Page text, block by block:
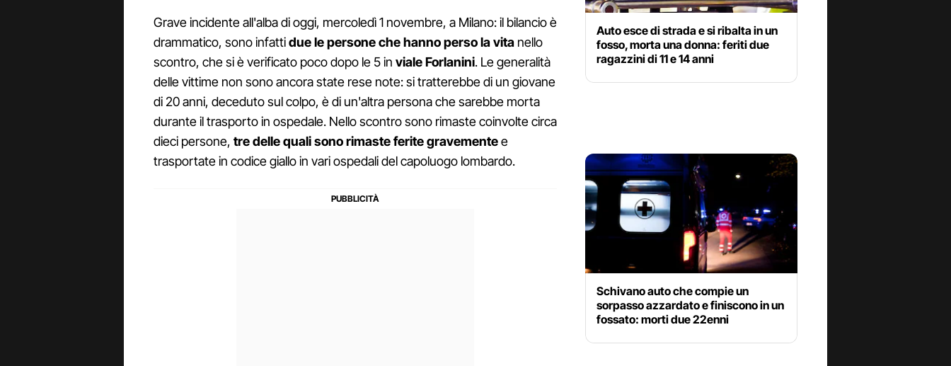
Grave incidente all'alba di oggi, mercoledì 1 novembre, a Milano: il bilancio è
drammatico, sono infattidue le persone che hanno perso la vita nello
scontro, che si è verificato poco dopo le 5 in viale Forlanini. Le generalità
delle vittime non sono ancora state rese note: si tratterebbe di un giovane
di 20 anni, deceduto sul colpo, è di un'altra persona che sarebbe morta
durante il trasporto in ospedale. Nello scontro sono rimaste coinvolte circa
dieci persone, tre delle quali sono rimaste ferite gravementee
trasportate in codice giallo in vari ospedali del capoluogo lombardo.
Auto esce di strada e si ribalta in un
fosso, morta una donna: feriti due
ragazzini di 11 e 14 anni
Schivano auto che compie un
sorpasso azzardato e finiscono in un
fossato: morti due 22enni